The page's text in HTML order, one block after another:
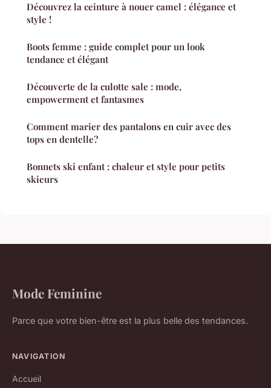
Découvrez la ceinture à nouer camel : élégance et
style !
Boots femme : guide complet pour un look
tendance et élégant
Découverte de la culotte sale : mode,
empowerment et fantasmes
Comment marier des pantalons en cuir avec des
tops en dentelle?
Bonnets ski enfant : chaleur et style pour petits
skieurs
Mode Feminine
Parce que votre bien-être est la plus belle des tendances.
NAVIGATION
Accueil